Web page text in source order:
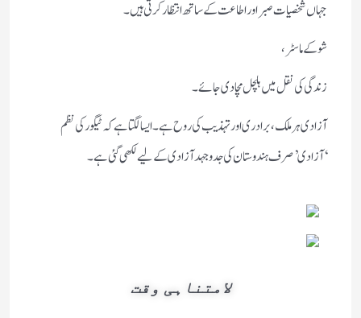
جہاں شخصیات صبر اور اطاعت کے ساتھ انتظار کرتی ہیں۔
شو کے ماسٹر،
زندگی کی نقل میں ہلچل مچا دی جائے۔
آزادی ہر ملک، برادری اور تہذیب کی روح ہے۔ ایسا لگتا ہے کہ ٹیگور کی نظم
‘آزادی’ صرف ہندوستان کی جدوجہد آزادی کے لیے لکھی گئی ہے۔
لامتناہی وقت